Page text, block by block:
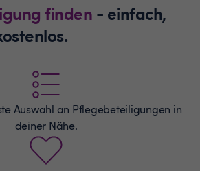
finden - einfach,
Auswahl an Pflegebeteiligungen in
deiner Nähe.